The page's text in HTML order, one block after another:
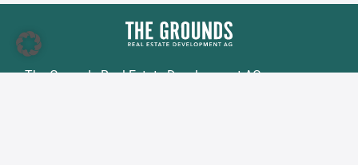
The Grounds Real Estate Development AG